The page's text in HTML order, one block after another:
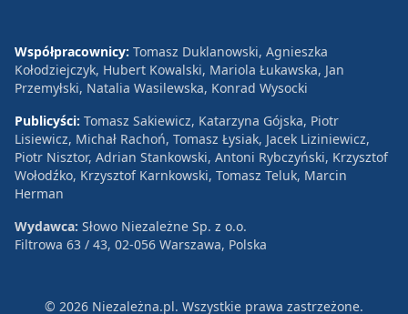
Współpracownicy: Tomasz Duklanowski, Agnieszka
Kołodziejczyk, Hubert Kowalski, Mariola Łukawska, Jan
Przemyłski, Natalia Wasilewska, Konrad Wysocki
Publicyści: Tomasz Sakiewicz, Katarzyna Gójska, Piotr
Lisiewicz, Michał Rachoń, Tomasz Łysiak, Jacek Liziniewicz,
Piotr Nisztor, Adrian Stankowski, Antoni Rybczyński, Krzysztof
Wołodźko, Krzysztof Karnkowski, Tomasz Teluk, Marcin
Herman
Wydawca: Słowo Niezależne Sp. z o.o.
Filtrowa 63 / 43, 02-056 Warszawa, Polska
© 2026 Niezależna.pl. Wszystkie prawa zastrzeżone.